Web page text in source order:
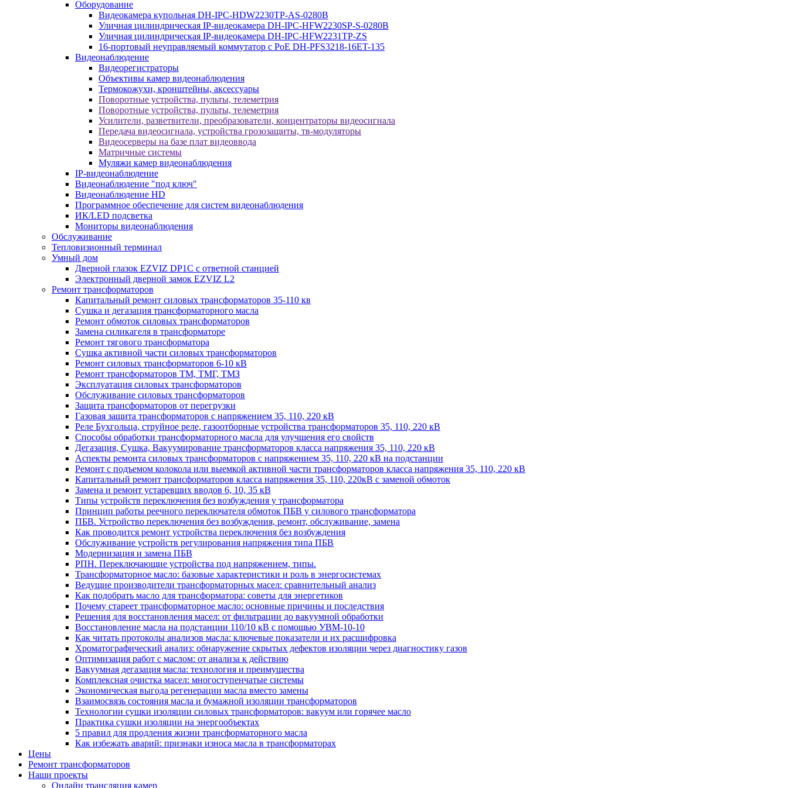
Оборудование
Видеокамера купольная DH-IPC-HDW2230TP-AS-0280B
Уличная цилиндрическая IP-видеокамера DH-IPC-HFW2230SP-S-0280B
Уличная цилиндрическая IP-видеокамера DH-IPC-HFW2231TP-ZS
16-портовый неуправляемый коммутатор с РоЕ DH-PFS3218-16ET-135
Видеонаблюдение
Видеорегистраторы
Объективы камер видеонаблюдения
Термокожухи, кронштейны, аксессуары
Поворотные устройства, пульты, телеметрия
Поворотные устройства, пульты, телеметрия
Усилители, разветвители, преобразователи, концентраторы видеосигнала
Передача видеосигнала, устройства грозозащиты, тв-модуляторы
Видеосерверы на базе плат видеоввода
Матричные системы
Муляжи камер видеонаблюдения
IP-видеонаблюдение
Видеонаблюдение "под ключ"
Видеонаблюдение HD
Программное обеспечение для систем видеонаблюдения
ИК/LED подсветка
Мониторы видеонаблюдения
Обслуживание
Тепловизионный терминал
Умный дом
Дверной глазок EZVIZ DP1C с ответной станцией
Электронный дверной замок EZVIZ L2
Ремонт трансформаторов
Капитальный ремонт силовых трансформаторов 35-110 кв
Сушка и дегазация трансформаторного масла
Ремонт обмоток силовых трансформаторов
Замена силикагеля в трансформаторе
Ремонт тягового трансформатора
Сушка активной части силовых трансформаторов
Ремонт силовых трансформаторов 6-10 кВ
Ремонт трансформаторов ТМ, ТМГ, ТМЗ
Эксплуатация силовых трансформаторов
Обслуживание силовых трансформаторов
Защита трансформаторов от перегрузки
Газовая защита трансформаторов с напряжением 35, 110, 220 кВ
Реле Бухгольца, струйное реле, газоотборные устройства трансформаторов 35, 110, 220 кВ
Способы обработки трансформаторного масла для улучшения его свойств
Дегазация, Сушка, Вакуумирование трансформаторов класса напряжения 35, 110, 220 кВ
Аспекты ремонта силовых трансформаторов с напряжением 35, 110, 220 кВ на подстанции
Ремонт с подъемом колокола или выемкой активной части трансформаторов класса напряжения 35, 110, 220 кВ
Капитальный ремонт трансформаторов класса напряжения 35, 110, 220кВ с заменой обмоток
Замена и ремонт устаревших вводов 6, 10, 35 кВ
Типы устройств переключения без возбуждения у трансформатора
Принцип работы реечного переключателя обмоток ПБВ у силового трансформатора
ПБВ. Устройство переключения без возбуждения, ремонт, обслуживание, замена
Как проводится ремонт устройства переключения без возбуждения
Обслуживание устройств регулирования напряжения типа ПБВ
Модернизация и замена ПБВ
РПН. Переключающие устройства под напряжением, типы.
Трансформаторное масло: базовые характеристики и роль в энергосистемах
Ведущие производители трансформаторных масел: сравнительный анализ
Как подобрать масло для трансформатора: советы для энергетиков
Почему стареет трансформаторное масло: основные причины и последствия
Решения для восстановления масел: от фильтрации до вакуумной обработки
Восстановление масла на подстанции 110/10 кВ с помощью УВМ-10-10
Как читать протоколы анализов масла: ключевые показатели и их расшифровка
Хроматографический анализ: обнаружение скрытых дефектов изоляции через диагностику газов
Оптимизация работ с маслом: от анализа к действию
Вакуумная дегазация масла: технология и преимущества
Комплексная очистка масел: многоступенчатые системы
Экономическая выгода регенерации масла вместо замены
Взаимосвязь состояния масла и бумажной изоляции трансформаторов
Технологии сушки изоляции силовых трансформаторов: вакуум или горячее масло
Практика сушки изоляции на энергообъектах
5 правил для продления жизни трансформаторного масла
Как избежать аварий: признаки износа масла в трансформаторах
Цены
Ремонт трансформаторов
Наши проекты
Онлайн трансляция камер